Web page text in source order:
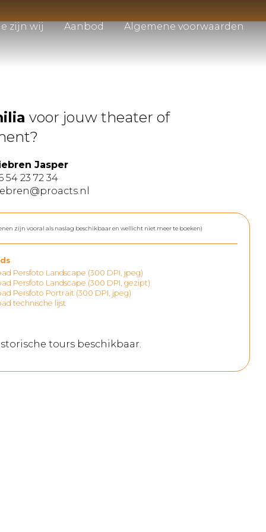
zijn wij Aanbod Algemene voorwaarden
voor jouw theater of
Jasper
54 23 72 34
zijn vooral als naslag beschikbaar en wellicht niet meer te boeken)
Persfoto Landscape (300 DPI, jpeg)
Persfoto Landscape (300 DPI, gezipt)
Persfoto Portrait (300 DPI, jpeg)
technische lijst
tours beschikbaar.